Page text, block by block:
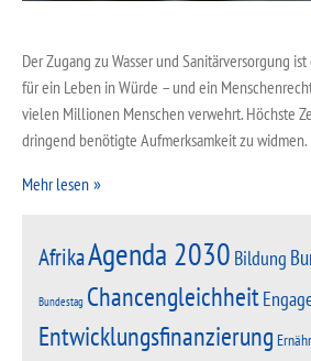
Der Zugang zu Wasser und Sanitärversorgung
für ein Leben in Würde – und ein
vielen Millionen Menschen verwehrt. Höchste
dringend benötigte Aufmerksamkeit zu widmen.
Mehr lesen
AfrikaAgenda 2030 Bildung
Bundestag Chancengleichheit
Entwicklungsfinanzierung